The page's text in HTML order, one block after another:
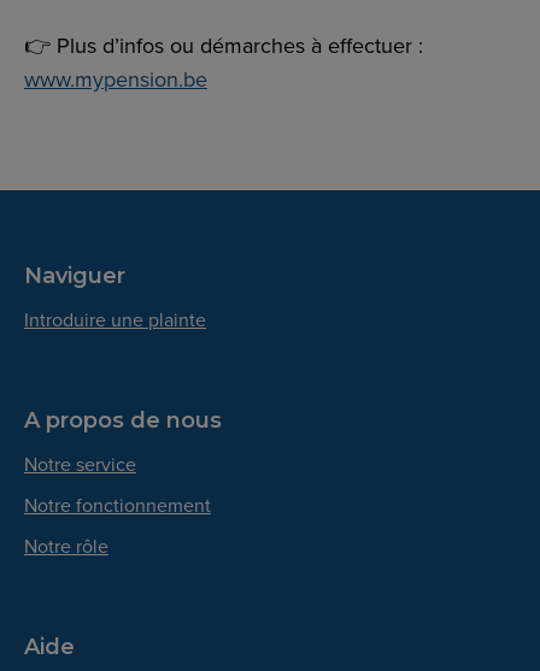
👉 Plus d’infos ou démarches à effectuer :
www.mypension.be
Naviguer
Introduire une plainte
A propos de nous
Notre service
Notre fonctionnement
Notre rôle
Aide